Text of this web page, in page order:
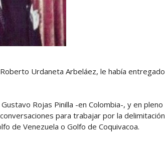
Urdaneta Arbeláez, le había entregado
Rojas Pinilla -en Colombia-, y en pleno
para trabajar por la delimitación
de Venezuela o Golfo de Coquivacoa.